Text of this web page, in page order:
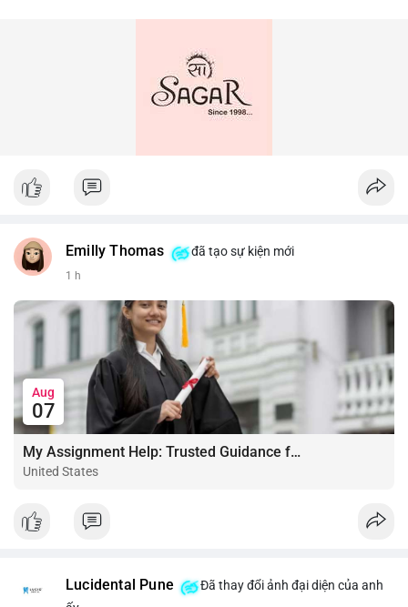
Emilly Thomas đã tạo sự kiện mới
1 h
Aug
07
My Assignment Help: Trusted Guidance for Academic Excellence
United States
Lucidental Pune
Đã thay đổi ảnh đại diện của anh